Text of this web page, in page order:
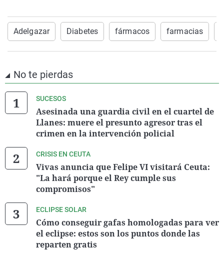
Adelgazar Diabetes fármacos farmacias
No te pierdas
SUCESOS
Asesinada una guardia civil en el cuartel de
Llanes: muere el presunto agresor tras el
crimen en la intervención policial
CRISIS EN CEUTA
Vivas anuncia que Felipe VI visitará Ceuta:
"La hará porque el Rey cumple sus
compromisos"
ECLIPSE SOLAR
Cómo conseguir gafas homologadas para ver
el eclipse: estos son los puntos donde las
reparten gratis